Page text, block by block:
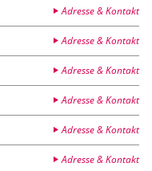
Adresse & Kontakt
Adresse & Kontakt
Adresse & Kontakt
Adresse & Kontakt
Adresse & Kontakt
Adresse & Kontakt